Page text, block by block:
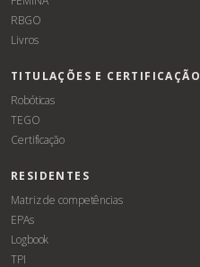
RBGO
Livros
TITULAÇÕES E CERTIFICAÇÃO
Robóticas
TEGO
Certificação
RESIDENTES
Matriz de competências
EPAs
Logbook
TPI